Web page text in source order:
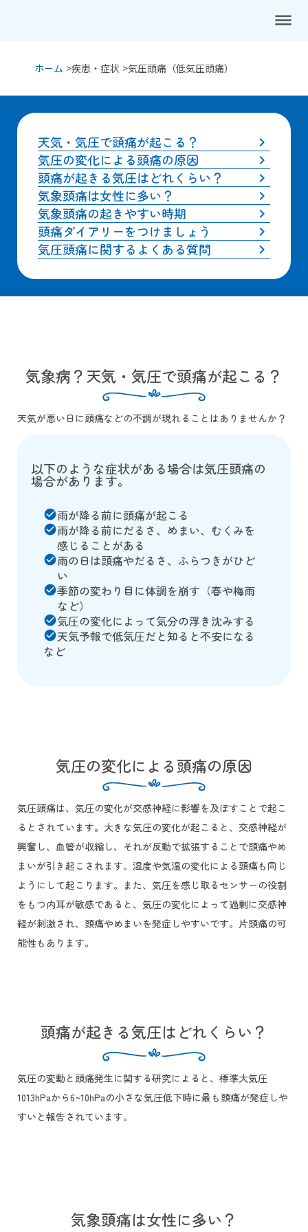
dehaze
ホーム >疾患・症状 >気圧頭痛（低気圧頭痛）
天気・気圧で頭痛が起こる？ keyboard_arrow_right
気圧の変化による頭痛の原因 keyboard_arrow_right
頭痛が起きる気圧はどれくらい？ keyboard_arrow_right
気象頭痛は女性に多い？ keyboard_arrow_right
気象頭痛の起きやすい時期 keyboard_arrow_right
頭痛ダイアリーをつけましょう keyboard_arrow_right
気圧頭痛に関するよくある質問 keyboard_arrow_right
気象病？天気・気圧で頭痛が起こる？
天気が悪い日に頭痛などの不調が現れることはありませんか？
以下のような症状がある場合は気圧頭痛の
場合があります。
check_circle雨が降る前に頭痛が起こる
check_circle雨が降る前にだるさ、めまい、むくみを
感じることがある
check_circle雨の日は頭痛やだるさ、ふらつきがひど
い
check_circle季節の変わり目に体調を崩す（春や梅雨
など）
check_circle気圧の変化によって気分の浮き沈みする
check_circle天気予報で低気圧だと知ると不安になる
など
気圧の変化による頭痛の原因
気圧頭痛は、気圧の変化が交感神経に影響を及ぼすことで起こ
るとされています。大きな気圧の変化が起こると、交感神経が
興奮し、血管が収縮し、それが反動で拡張することで頭痛やめ
まいが引き起こされます。湿度や気温の変化による頭痛も同じ
ようにして起こります。また、気圧を感じ取るセンサーの役割
をもつ内耳が敏感であると、気圧の変化によって過剰に交感神
経が刺激され、頭痛やめまいを発症しやすいです。片頭痛の可
能性もあります。
頭痛が起きる気圧はどれくらい？
気圧の変動と頭痛発生に関する研究によると、標準大気圧
1013hPaから6~10hPaの小さな気圧低下時に最も頭痛が発症しや
すいと報告されています。
気象頭痛は女性に多い？